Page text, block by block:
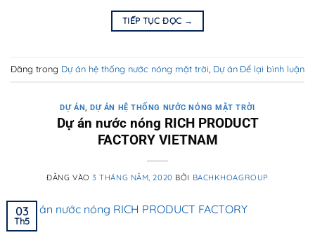
TIẾP TỤC ĐỌC →
Đăng trong Dự án hệ thống nước nóng mặt trời Dự ánĐể lại bình luận
DỰ ÁN,DỰ ÁN HỆ THỐNG NƯỚC NÓNG MẶT TRỜI
Dự án nước nóng RICH PRODUCT
FACTORY VIETNAM
ĐĂNG VÀO3 THÁNG NĂM, 2020 BỞI BACHKHOAGROUP
03
Th5